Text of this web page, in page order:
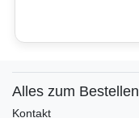
Alles zum Bestellen
Kontakt